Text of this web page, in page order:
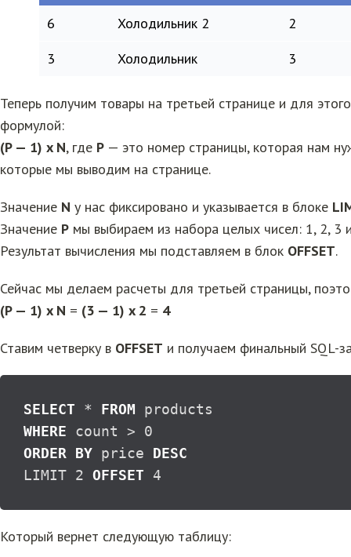
6 Холодильник 2
2
3
Холодильник 3
Теперь получим товары на третьей странице и для
формулой:
(P — 1) x N, где P — это номер страницы, которая нам
которые мы выводим на странице.
Значение N у нас фиксировано и указывается в блоке
Значение P мы выбираем из набора целых чисел: 1, 2, 3
Результат вычисления мы подставляем в блок OFFSET.
Сейчас мы делаем расчеты для третьей страницы,
(P — 1) x N = (3 — 1) x 2 = 4
Ставим четверку в OFFSET и получаем финальный SQL-
SELECT * FROM
WHERE count >
0
ORDER
BY price DESC
LIMIT 2 OFFSET 4
Который вернет следующую таблицу: